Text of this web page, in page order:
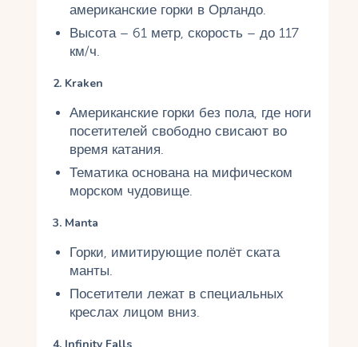
американские горки в Орландо.
Высота – 61 метр, скорость – до 117
км/ч.
2. Kraken
Американские горки без пола, где ноги
посетителей свободно свисают во
время катания.
Тематика основана на мифическом
морском чудовище.
3. Manta
Горки, имитирующие полёт ската
манты.
Посетители лежат в специальных
креслах лицом вниз.